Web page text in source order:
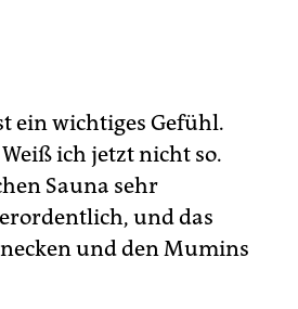
ein wichtiges Gefühl.
ich jetzt nicht so.
Sauna sehr
und das
und den Mumins